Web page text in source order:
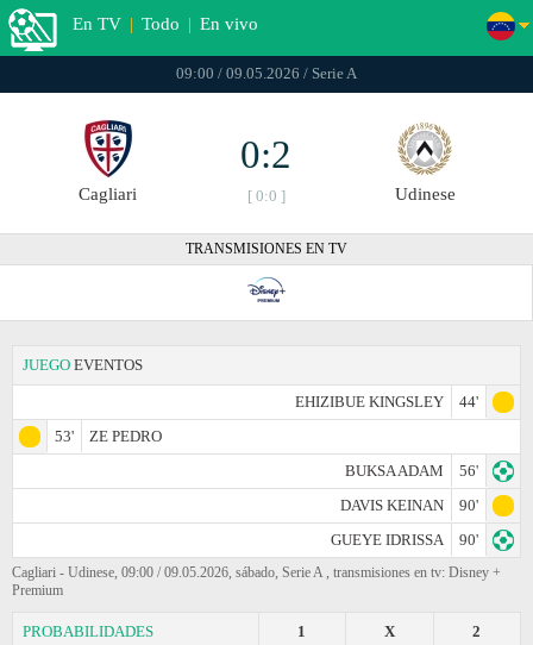
En TV | Todo | En vivo
09:00 / 09.05.2026 / Serie A
Cagliari
0:2
[ 0:0 ] Udinese
TRANSMISIONES EN TV
JUEGO EVENTOS
EHIZIBUE KINGSLEY
44'
53'
ZE PEDRO
BUKSA ADAM
56'
DAVIS KEINAN
90'
GUEYE IDRISSA
90'
Cagliari - Udinese, 09:00 / 09.05.2026, sábado, Serie A , transmisiones en tv: Disney +
Premium
PROBABILIDADES 2
X
1